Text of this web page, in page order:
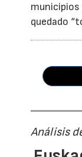
quedado
Análisis